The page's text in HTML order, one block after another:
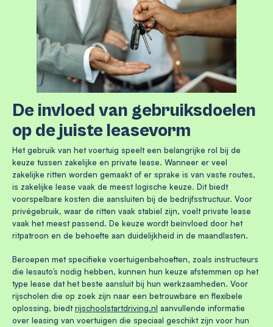
De invloed van gebruiksdoelen
op de juiste leasevorm
Het gebruik van het voertuig speelt een belangrijke rol bij de
keuze tussen zakelijke en private lease. Wanneer er veel
zakelijke ritten worden gemaakt of er sprake is van vaste routes,
is zakelijke lease vaak de meest logische keuze. Dit biedt
voorspelbare kosten die aansluiten bij de bedrijfsstructuur. Voor
privégebruik, waar de ritten vaak stabiel zijn, voelt private lease
vaak het meest passend. De keuze wordt beïnvloed door het
ritpatroon en de behoefte aan duidelijkheid in de maandlasten.
Beroepen met specifieke voertuigenbehoeften, zoals instructeurs
die lesauto’s nodig hebben, kunnen hun keuze afstemmen op het
type lease dat het beste aansluit bij hun werkzaamheden. Voor
rijscholen die op zoek zijn naar een betrouwbare en flexibele
oplossing, biedtrijschoolstartdriving.nl aanvullende informatie
over leasing van voertuigen die speciaal geschikt zijn voor hun